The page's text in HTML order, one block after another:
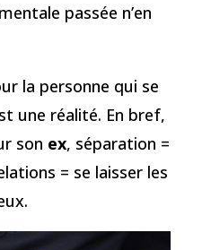
passée n’en
la personne qui se
une réalité. En bref,
son ex, séparation =
= se laisser les